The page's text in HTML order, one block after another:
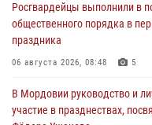
Росгвардейцы выполнили в
общественного порядка в
праздника
06 августа 2026, 08:48 5
В Мордовии руководство и
участие в празднествах,